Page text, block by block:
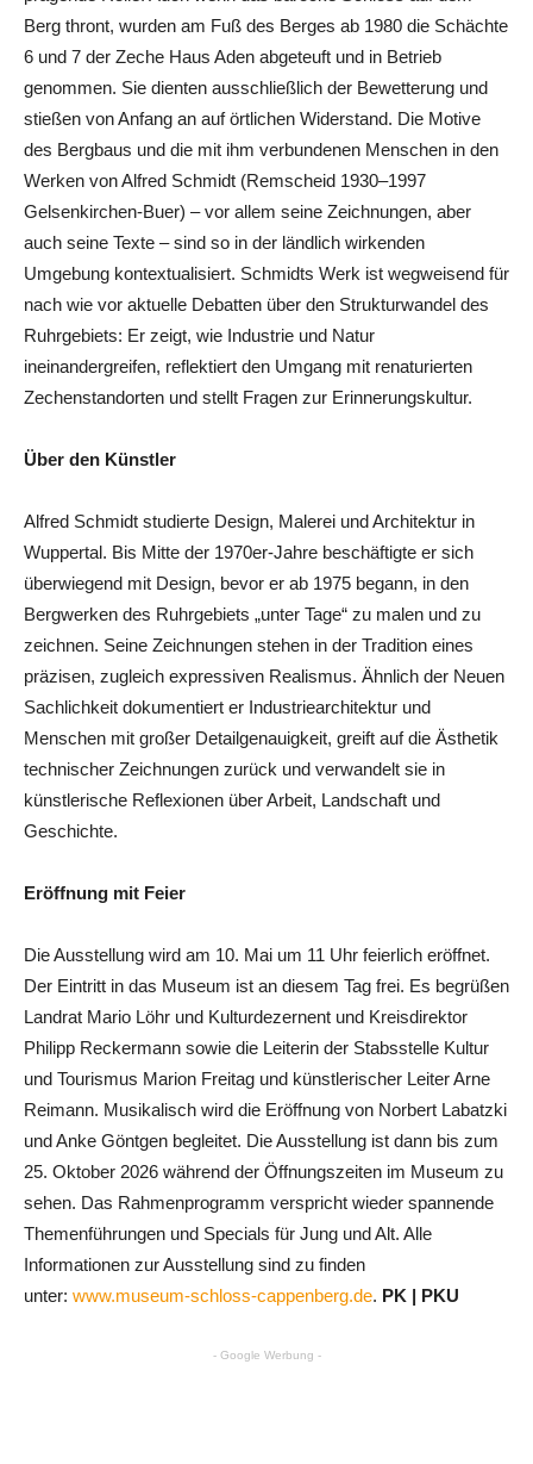
Berg thront, wurden am Fuß des Berges ab 1980 die Schächte
6 und 7 der Zeche Haus Aden abgeteuft und in Betrieb
genommen. Sie dienten ausschließlich der Bewetterung und
stießen von Anfang an auf örtlichen Widerstand. Die Motive
des Bergbaus und die mit ihm verbundenen Menschen in den
Werken von Alfred Schmidt (Remscheid 1930–1997
Gelsenkirchen-Buer) – vor allem seine Zeichnungen, aber
auch seine Texte – sind so in der ländlich wirkenden
Umgebung kontextualisiert. Schmidts Werk ist wegweisend für
nach wie vor aktuelle Debatten über den Strukturwandel des
Ruhrgebiets: Er zeigt, wie Industrie und Natur
ineinandergreifen, reflektiert den Umgang mit renaturierten
Zechenstandorten und stellt Fragen zur Erinnerungskultur.
Über den Künstler
Alfred Schmidt studierte Design, Malerei und Architektur in
Wuppertal. Bis Mitte der 1970er-Jahre beschäftigte er sich
überwiegend mit Design, bevor er ab 1975 begann, in den
Bergwerken des Ruhrgebiets „unter Tage“ zu malen und zu
zeichnen. Seine Zeichnungen stehen in der Tradition eines
präzisen, zugleich expressiven Realismus. Ähnlich der Neuen
Sachlichkeit dokumentiert er Industriearchitektur und
Menschen mit großer Detailgenauigkeit, greift auf die Ästhetik
technischer Zeichnungen zurück und verwandelt sie in
künstlerische Reflexionen über Arbeit, Landschaft und
Geschichte.
Eröffnung mit Feier
Die Ausstellung wird am 10. Mai um 11 Uhr feierlich eröffnet.
Der Eintritt in das Museum ist an diesem Tag frei. Es begrüßen
Landrat Mario Löhr und Kulturdezernent und Kreisdirektor
Philipp Reckermann sowie die Leiterin der Stabsstelle Kultur
und Tourismus Marion Freitag und künstlerischer Leiter Arne
Reimann. Musikalisch wird die Eröffnung von Norbert Labatzki
und Anke Göntgen begleitet. Die Ausstellung ist dann bis zum
25. Oktober 2026 während der Öffnungszeiten im Museum zu
sehen. Das Rahmenprogramm verspricht wieder spannende
Themenführungen und Specials für Jung und Alt. Alle
Informationen zur Ausstellung sind zu finden
unter: www.museum-schloss-cappenberg.de. PK | PKU
- Google Werbung -